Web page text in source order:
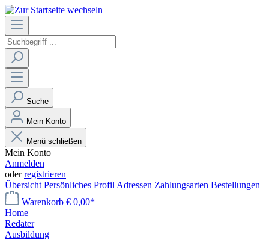
Suche
Mein Konto
Menü schließen
Mein Konto
Anmelden
oderregistrieren
Übersicht Persönliches Profil Adressen Zahlungsarten Bestellungen
Warenkorb € 0,00*
Home
Redater
Ausbildung